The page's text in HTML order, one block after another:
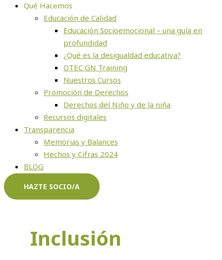
Qué Hacemos
Educación de Calidad
Educación Socioemocional – una guía en
profundidad
¿Qué es la desigualdad educativa?
OTEC GN Training
Nuestros Cursos
Promoción de Derechos
Derechos del Niño y de la niña
Recursos digitales
Transparencia
Memorias y Balances
Hechos y Cifras 2024
BLOG
HAZTE SOCIO/A
Inclusión